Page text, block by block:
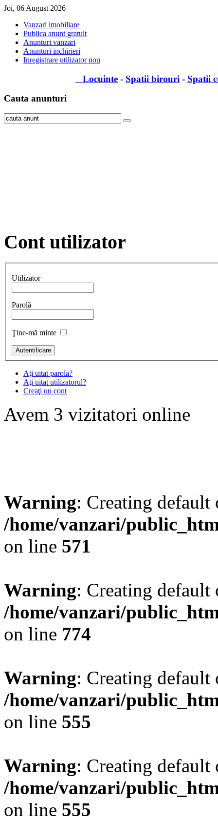
Joi, 06 August 2026
Vanzari imobiliare
Publica anunt gratuit
Anunturi vanzari
Anunturi inchirieri
Inregistrare utilizator nou
Locuinte - Spatii birouri - Spatii
Cauta anunturi
Contutilizator
Utilizator
Parolă
Ţine-mă minte
Aţi uitat parola?
Aţi uitat utilizatorul?
Creaţi un cont
Avem 3 vizitatori online
Warning: Creating
/home/vanzari/
on line 571
Warning: Creating
/home/vanzari/
on line 774
Warning: Creating
/home/vanzari/
on line 555
Warning: Creating
/home/vanzari/
on line 555